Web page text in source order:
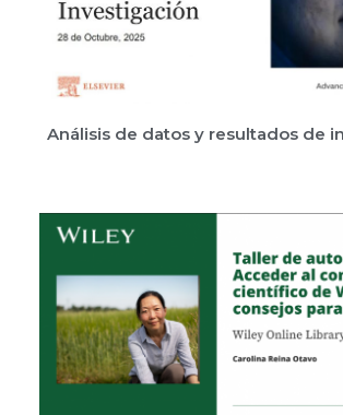
Análisis de datos y resultados de